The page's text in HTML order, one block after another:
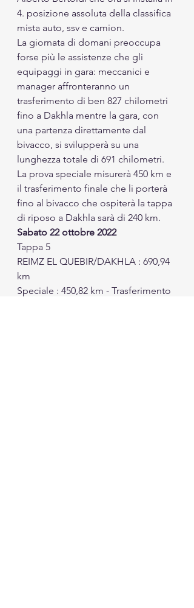
4. posizione assoluta della classifica
mista auto, ssv e camion.
La giornata di domani preoccupa
forse più le assistenze che gli
equipaggi in gara: meccanici e
manager affronteranno un
trasferimento di ben 827 chilometri
fino a Dakhla mentre la gara, con
una partenza direttamente dal
bivacco, si svilupperà su una
lunghezza totale di 691 chilometri.
La prova speciale misurerà 450 km e
il trasferimento finale che li porterà
fino al bivacco che ospiterà la tappa
di riposo a Dakhla sarà di 240 km.
Sabato 22 ottobre 2022
Tappa 5
REIMZ EL QUEBIR/DAKHLA : 690,94
km
Speciale : 450,82 km - Trasferimento